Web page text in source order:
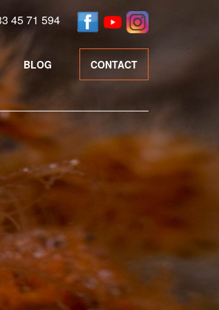
45 71 594
BLOG CONTACT